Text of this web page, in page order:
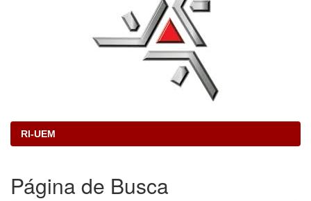
RI-UEM
Página de Busca